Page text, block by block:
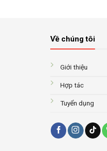
Về chúng tôi
Giới thiệu
Hợp tác
Tuyển dụng